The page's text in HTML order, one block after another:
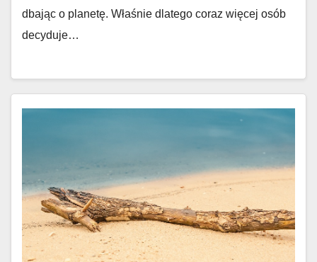
dbając o planetę. Właśnie dlatego coraz więcej osób
decyduje…